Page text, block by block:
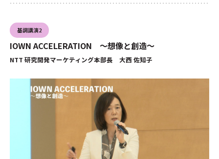
基調講演2
IOWN ACCELERATION ～想像と創造～
NTT 研究開発マーケティング本部長 大西 佐知子